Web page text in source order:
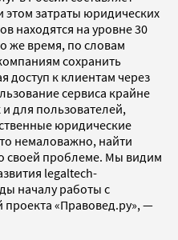
затраты юридических
находятся на уровне 30
же время, по словам
сохранить
доступ к клиентам через
сервиса крайне
для пользователей,
юридические
немаловажно, найти
своей проблеме. Мы видим
legaltech-
началу работы с
«Правовед.ру», —